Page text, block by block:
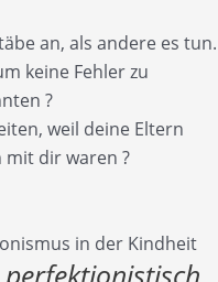
an, als andere es tun.
keine Fehler zu
?
weil deine Eltern
dir waren ?